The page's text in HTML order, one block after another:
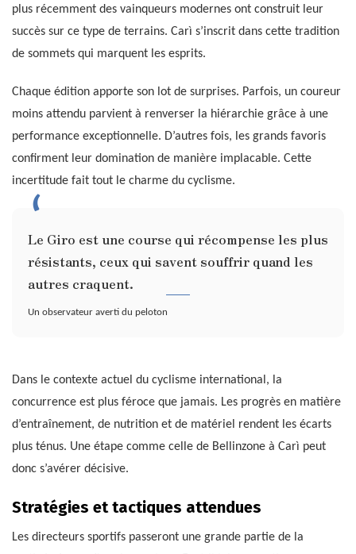
plus récemment des vainqueurs modernes ont construit leur
succès sur ce type de terrains. Carì s’inscrit dans cette tradition
de sommets qui marquent les esprits.
Chaque édition apporte son lot de surprises. Parfois, un coureur
moins attendu parvient à renverser la hiérarchie grâce à une
performance exceptionnelle. D’autres fois, les grands favoris
confirment leur domination de manière implacable. Cette
incertitude fait tout le charme du cyclisme.
Le Giro est une course qui récompense les plus
résistants, ceux qui savent souffrir quand les
autres craquent.
Un observateur averti du peloton
Dans le contexte actuel du cyclisme international, la
concurrence est plus féroce que jamais. Les progrès en matière
d’entraînement, de nutrition et de matériel rendent les écarts
plus ténus. Une étape comme celle de Bellinzone à Carì peut
donc s’avérer décisive.
Stratégies et tactiques attendues
Les directeurs sportifs passeront une grande partie de la